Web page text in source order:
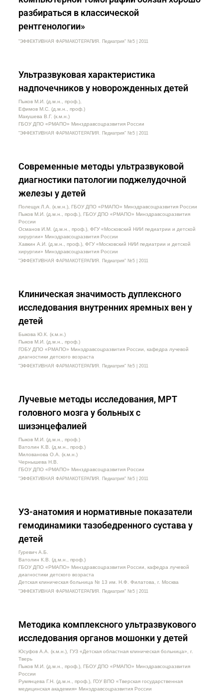
разбираться в классической
рентгенологии»
"ЭФФЕКТИВНАЯ ФАРМАКОТЕРАПИЯ. Педиатрия" №5 | 2011
Ультразвуковая характеристика
надпочечников у новорожденных детей
Пыков М.И. (д.м.н., проф.),
Ефимов М.С. (д.м.н., проф.)
Макушева В.Г. (к.м.н.)
ГБОУ ДПО «РМАПО» Минздравсоцразвития России
"ЭФФЕКТИВНАЯ ФАРМАКОТЕРАПИЯ. Педиатрия" №5 | 2011
Современные методы ультразвуковой
диагностики патологии поджелудочной
железы у детей
Полещук Л.А. (к.м.н.), ГБОУ ДПО «РМАПО» Минздравсоцразвития России
Пыков М.И. (д.м.н., проф.), ГБОУ ДПО «РМАПО» Минздравсоцразвития
России
Османов И.М. (д.м.н., проф.), ФГУ «Московский НИИ педиатрии и детской
хирургии» Минздравсоцразвития России
Хавкин А.И. (д.м.н., проф.), ФГУ «Московский НИИ педиатрии и детской
хирургии» Минздравсоцразвития России
"ЭФФЕКТИВНАЯ ФАРМАКОТЕРАПИЯ. Педиатрия" №5 | 2011
Клиническая значимость дуплексного
исследования внутренних яремных вен у
детей
Быкова Ю.К. (к.м.н.)
Пыков М.И. (д.м.н., проф.)
ГОБУ ДПО «РМАПО» Минздравсоцразвития России, кафедра лучевой
диагностики детского возраста
"ЭФФЕКТИВНАЯ ФАРМАКОТЕРАПИЯ. Педиатрия" №5 | 2011
Лучевые методы исследования, МРТ
головного мозга у больных с
шизэнцефалией
Пыков М.И. (д.м.н., проф.)
Ватолин К.В. (д.м.н., проф.)
Милованова О.А. (к.м.н.)
Чернышева Н.В.
ГБОУ ДПО «РМАПО» Минздравсоцразвития России
"ЭФФЕКТИВНАЯ ФАРМАКОТЕРАПИЯ. Педиатрия" №5 | 2011
УЗ-анатомия и нормативные показатели
гемодинамики тазобедренного сустава у
детей
Гуревич А.Б.
Ватолин К.В. (д.м.н., проф.)
ГБОУ ДПО «РМАПО» Минздравсоцразвития России, кафедра лучевой
диагностики детского возраста
Детская клиническая больница № 13 им. Н.Ф. Филатова, г. Москва
"ЭФФЕКТИВНАЯ ФАРМАКОТЕРАПИЯ. Педиатрия" №5 | 2011
Методика комплексного ультразвукового
исследования органов мошонки у детей
Юсуфов А.А. (к.м.н.), ГУЗ «Детская областная клиническая больница», г.
Тверь
Пыков М.И. (д.м.н., проф.), ГБОУ ДПО «РМАПО» Минздравсоцразвития
России
Румянцева Г.Н. (д.м.н., проф.), ГОУ ВПО «Тверская государственная
медицинская академия» Минздравсоцразвития России